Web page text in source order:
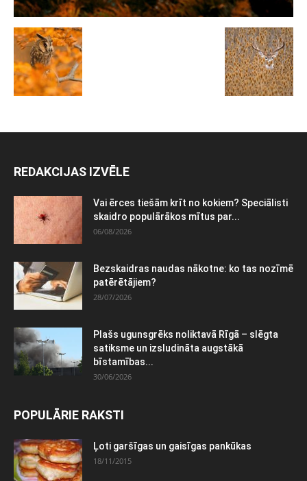
REDAKCIJAS IZVĒLE
Vai ērces tiešām krīt no kokiem? Speciālisti
skaidro populārākos mītus par...
06/08/2026
Bezskaidras naudas nākotne: ko tas nozīmē
patērētājiem?
28/07/2026
Plašs ugunsgrēks noliktavā Rīgā – slēgta
satiksme un izsludināta augstākā
bīstamības...
30/06/2026
POPULĀRIE RAKSTI
Ļoti garšīgas un gaisīgas pankūkas
18/11/2015